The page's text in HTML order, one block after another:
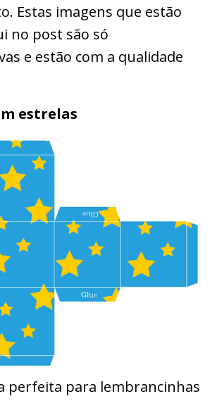
Estas imagens que estão
no post são só
e estão com a qualidade
estrelas
perfeita para lembrancinhas